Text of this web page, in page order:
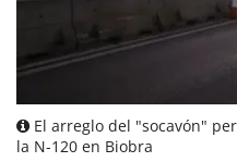
El arreglo del "socavón"
la N-120 en Biobra